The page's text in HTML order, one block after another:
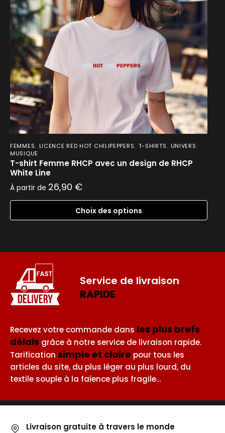
FEMMES, LICENCE RED HOT CHILIPEPPERS, T-SHIRTS, UNIVERS
MUSIQUE
T-shirt Femme RHCP avec un design de RHCP
White Line
À partir de 26,90 €
Choix des options
Service de livraison
RAPIDE
Recevez votre commande dans les plus brefs
délais grâce à notre service de livraison rapide.
Tarification simple et claire pour tous les
articles du site, du plus léger au plus lourd, du
textile souple à la faïence plus fragile…
Livraison gratuite à travers le monde